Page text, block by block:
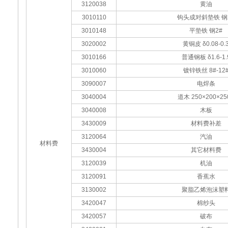
材料费
3120038
黄油
3010110
钩头成对斜垫铁
3010148
平垫铁 钢2#
3020002
黄铜皮 δ0.08-
3010166
普通钢板 δ1.6-
3010060
镀锌铁丝 8#-
3090007
电焊条
3040004
道木
3040008
木板
3430009
材料费补差
3120064
汽油
3430004
其它材料费
3120039
机油
3120091
香蕉水
3130002
聚脂乙烯泡沫塑
3420047
棉纱头
3420057
破布